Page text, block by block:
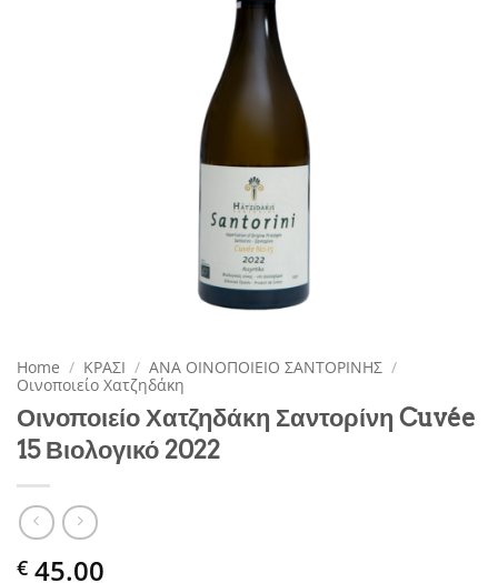
Home / ΚΡΑΣΙ / ΑΝΑ ΟΙΝΟΠΟΙΕΙΟ ΣΑΝΤΟΡΙΝΗΣ /
Οινοποιείο Χατζηδάκη
Οινοποιείο Χατζηδάκη Σαντορίνη Cuvée
15 Βιολογικό 2022
€ 45.00